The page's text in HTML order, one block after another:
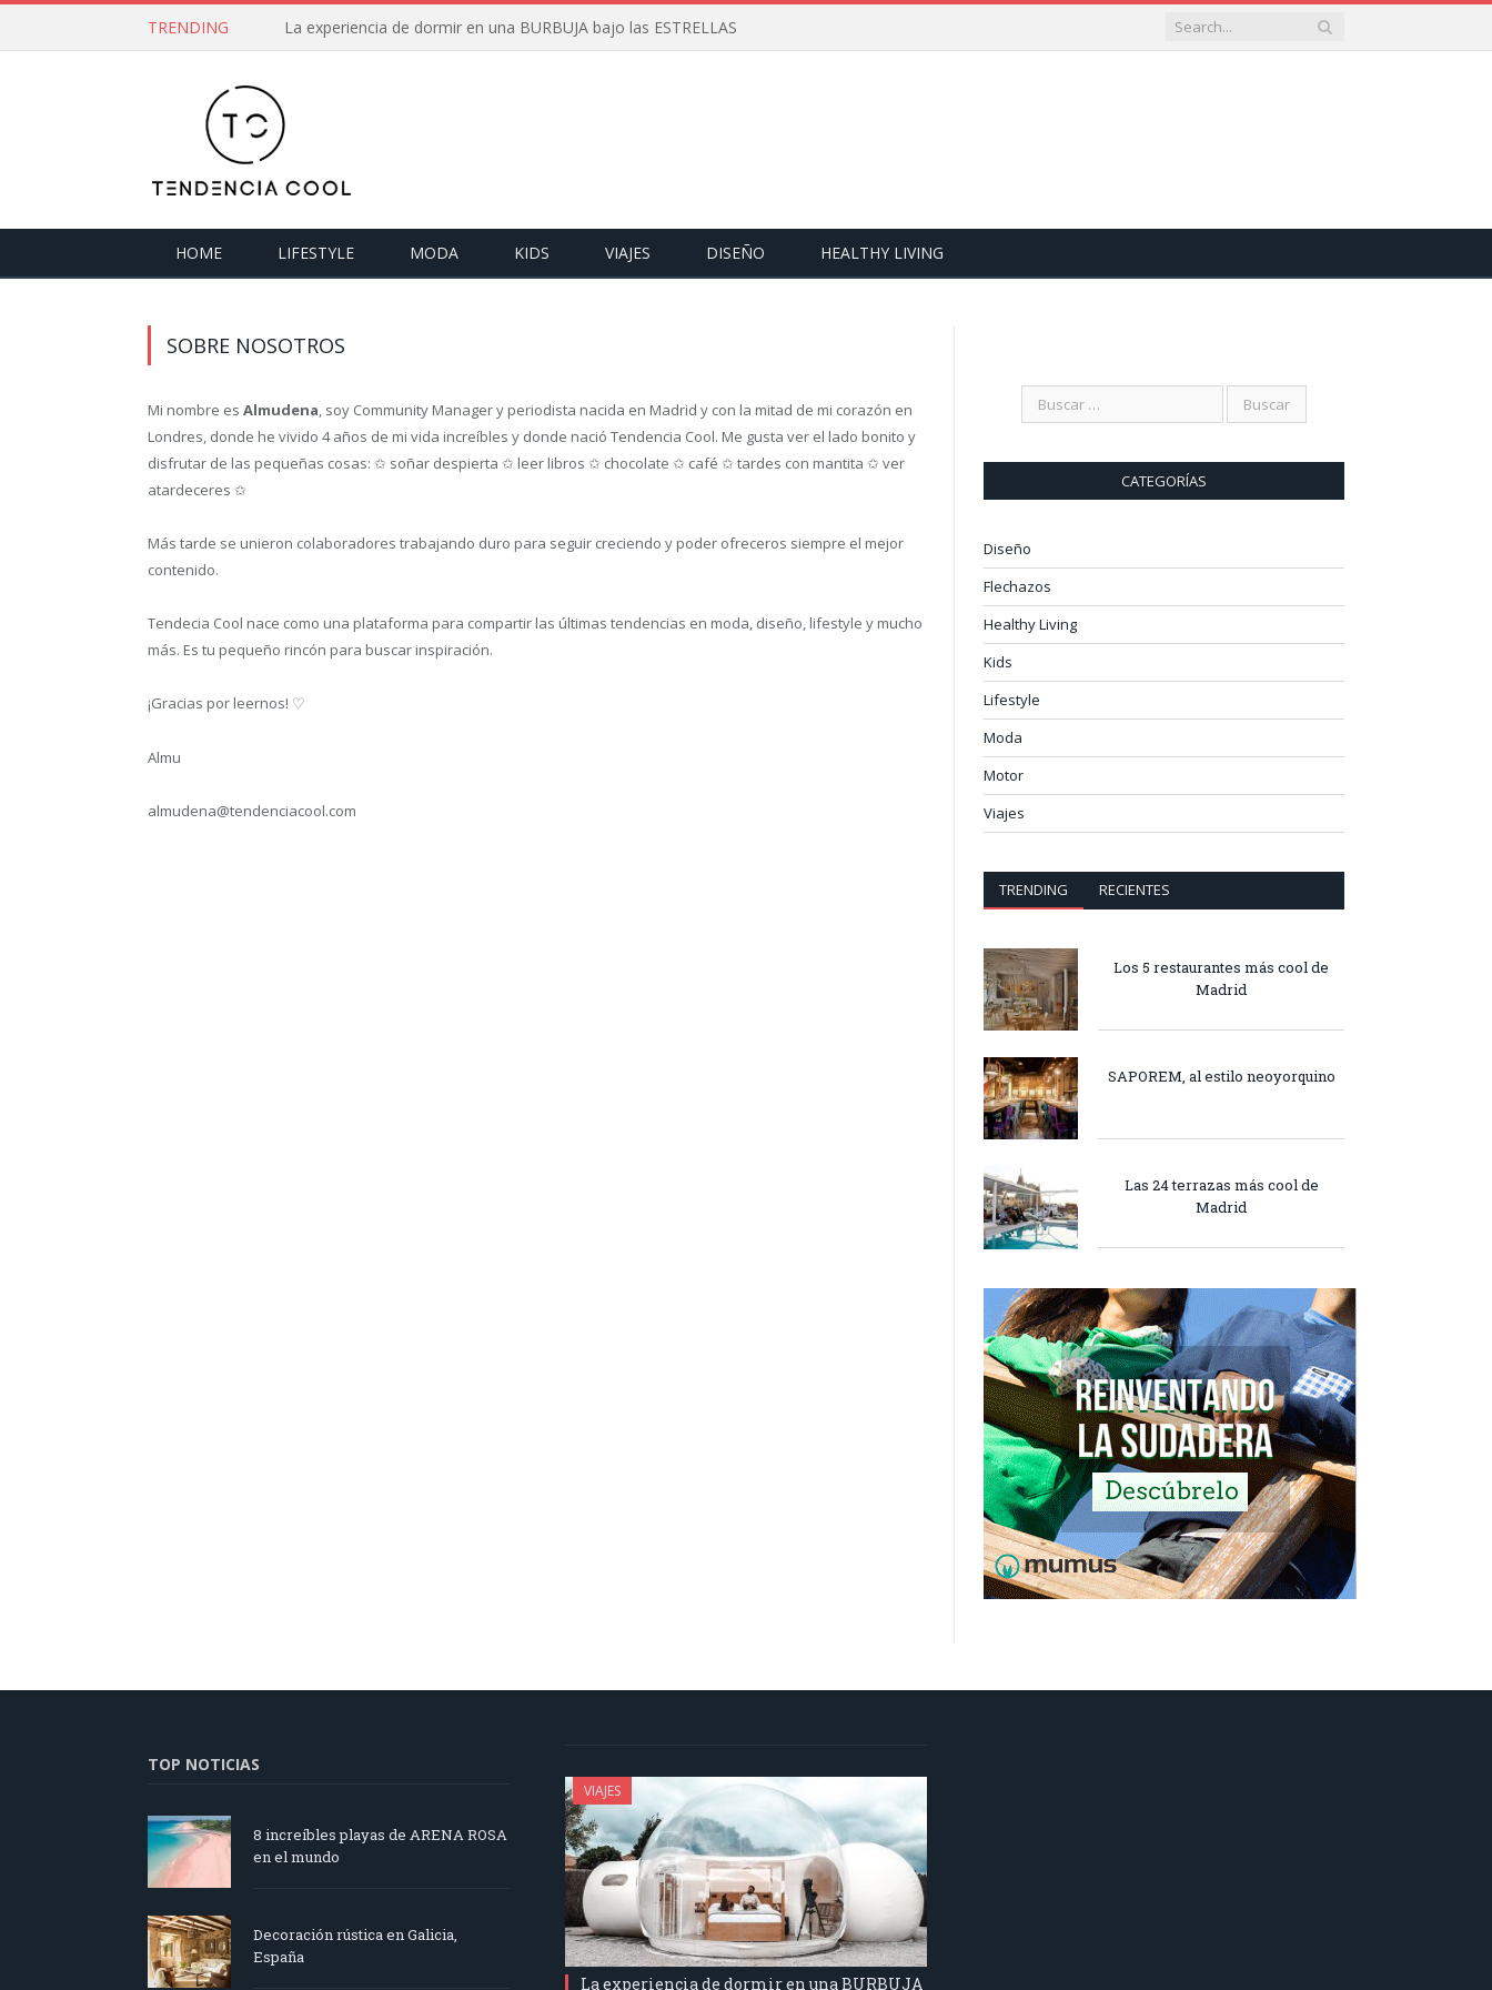
TRENDING La experiencia de dormir en una BURBUJA bajo las ESTRELLAS
HOME LIFESTYLE MODA KIDS VIAJES DISEÑO HEALTHY LIVING
SOBRE NOSOTROS
Mi nombre es Almudena, soy Community Manager y periodista nacida en Madrid y con la mitad de mi corazón en
Londres, donde he vivido 4 años de mi vida increíbles y donde nació Tendencia Cool. Me gusta ver el lado bonito y
disfrutar de las pequeñas cosas: ✩ soñar despierta ✩ leer libros ✩ chocolate ✩ café ✩ tardes con mantita ✩ ver
atardeceres ✩
Más tarde se unieron colaboradores trabajando duro para seguir creciendo y poder ofreceros siempre el mejor
contenido.
Tendecia Cool nace como una plataforma para compartir las últimas tendencias en moda, diseño, lifestyle y mucho
más. Es tu pequeño rincón para buscar inspiración.
¡Gracias por leernos! ♡
Almu
almudena@tendenciacool.com
CATEGORÍAS
Diseño
Flechazos
Healthy Living
Kids
Lifestyle
Moda
Motor
Viajes
TRENDING RECIENTES
Los 5 restaurantes más cool de
Madrid
SAPOREM, al estilo neoyorquino
Las 24 terrazas más cool de
Madrid
TOP NOTICIAS
8 increíbles playas de ARENA ROSA
en el mundo
Decoración rústica en Galicia,
España
VIAJES
La experiencia de dormir en una BURBUJA